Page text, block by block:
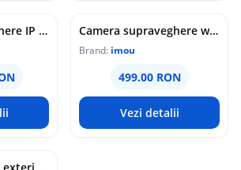
Sistem supraveghere IP WiFi 6 cu panou solar Imou Full Color AOV AIR 2, 2 camere, 5MP, slot card, microfon/difuzor, IR/lumina alba 15m, 5000mAh, detectie om/vehicul, sirena Camera supraveghere wireless IP PT Imou Titan Pro 4G LTE Active Deterrence IPC-U7LP-6T0T, 6 MP, 3.6 mm, IR 30 m, microfon si difuzor, slot card, night vision color, auto-tracking, detectie miscare, alarma, PoE
Brand: imou
499.00 RON
Vezi detalii